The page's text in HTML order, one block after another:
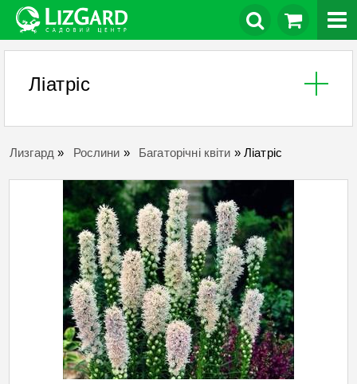
Ліатріс
Лизгард » Рослини » Багаторічні квіти »Ліатріс